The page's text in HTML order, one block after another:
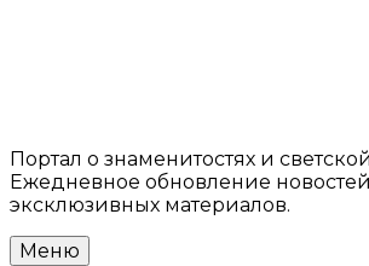
Портал о знаменитостях и
Ежедневное обновление
эксклюзивных материалов.
Меню